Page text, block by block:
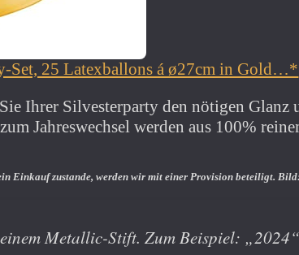
Set, 25 Latexballons á ø27cm in Gold…*
Ihrer Silvesterparty den nötigen
Jahreswechsel werden aus 100%
Einkauf zustande, werden wir mit­ einer Provision beteiligt.
Metallic-Stift. Zum Beispiel: